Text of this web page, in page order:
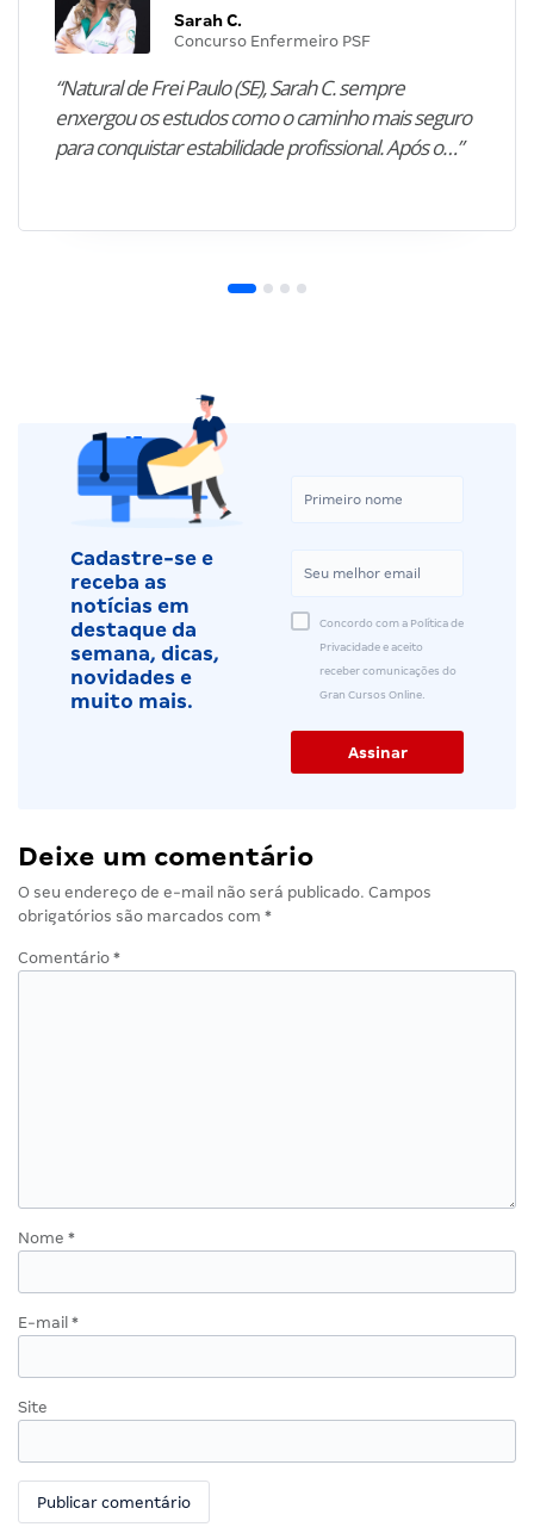
Sarah C.
Concurso Enfermeiro PSF
“Natural de Frei Paulo (SE), Sarah C. sempre
enxergou os estudos como o caminho mais seguro
para conquistar estabilidade profissional. Após o…”
Cadastre-se e
receba as
notícias em
destaque da
semana, dicas,
novidades e
muito mais.
Concordo com a Política de
Privacidade e aceito
receber comunicações do
Gran Cursos Online.
Deixe um comentário
O seu endereço de e-mail não será publicado. Campos
obrigatórios são marcados com *
Comentário *
Nome *
E-mail *
Site